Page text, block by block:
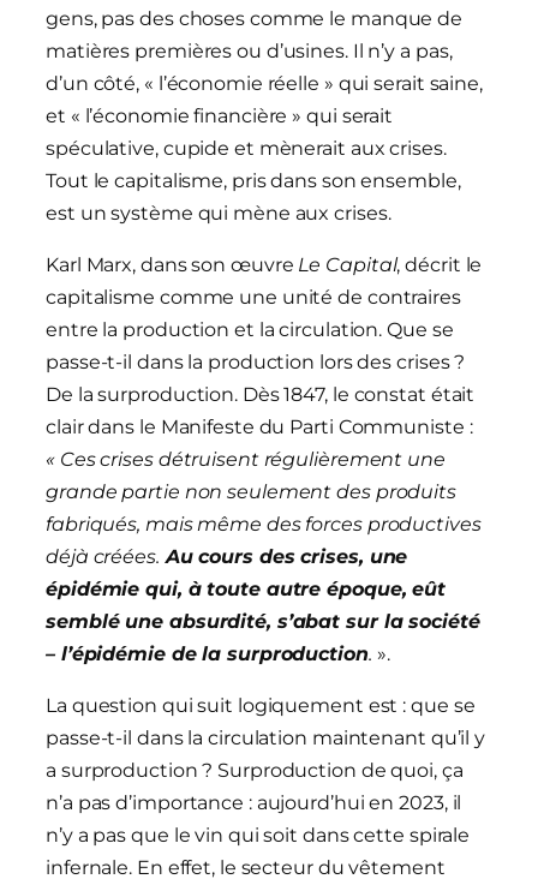
gens, pas des choses comme le manque de
matières premières ou d’usines. Il n’y a pas,
d’un côté, « l’économie réelle » qui serait saine,
et « l’économie financière » qui serait
spéculative, cupide et mènerait aux crises.
Tout le capitalisme, pris dans son ensemble,
est un système qui mène aux crises.
Karl Marx, dans son œuvre Le Capital, décrit le
capitalisme comme une unité de contraires
entre la production et la circulation. Que se
passe-t-il dans la production lors des crises ?
De la surproduction. Dès 1847, le constat était
clair dans le Manifeste du Parti Communiste :
« Ces crises détruisent régulièrement une
grande partie non seulement des produits
fabriqués, mais même des forces productives
déjà créées. Au cours des crises, une
épidémie qui, à toute autre époque, eût
semblé une absurdité, s’abat sur la société
– l’épidémie de la surproduction. ».
La question qui suit logiquement est : que se
passe-t-il dans la circulation maintenant qu’il y
a surproduction ? Surproduction de quoi, ça
n’a pas d’importance : aujourd’hui en 2023, il
n’y a pas que le vin qui soit dans cette spirale
infernale. En effet, le secteur du vêtement